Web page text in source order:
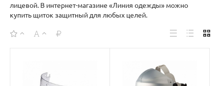
лицевой. В интернет-магазине «Линия одежды» можно
купить щиток защитный для любых целей.